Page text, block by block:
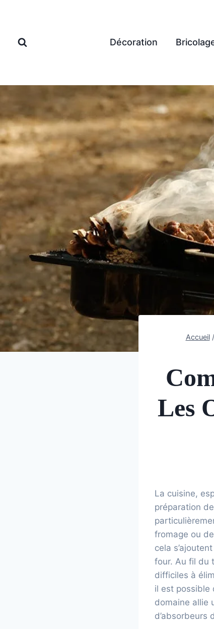
Décoration
Accueil /
Les
La cuisine,
préparation
fromage ou
cela
four. Au fil du
difficiles à
il est possible
domaine allie
d’absorbeurs